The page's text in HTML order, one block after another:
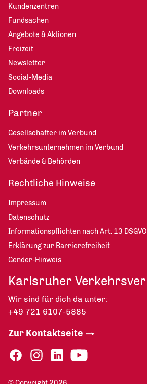
Kundenzentren
Fundsachen
Angebote & Aktionen
Freizeit
Newsletter
Social-Media
Downloads
Partner
Gesellschafter im Verbund
Verkehrsunternehmen im Verbund
Verbände & Behörden
Rechtliche Hinweise
Impressum
Datenschutz
Informationspflichten nach Art. 13 DSGVO
Erklärung zur Barrierefreiheit
Gender-Hinweis
Karlsruher
Wir sind für dich da unter:
+49 721 6107-5885
Zur Kontaktseite